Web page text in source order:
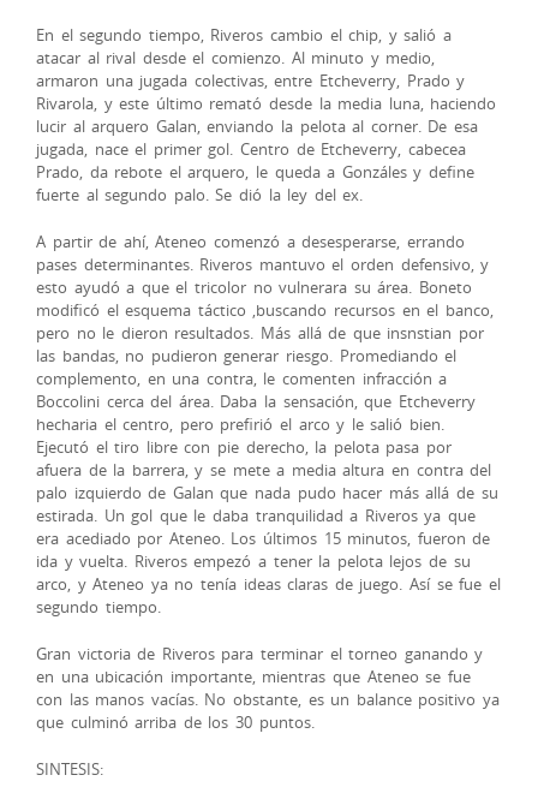
En el segundo tiempo, Riveros cambio el chip, y salió a
atacar al rival desde el comienzo. Al minuto y medio,
armaron una jugada colectivas, entre Etcheverry, Prado y
Rivarola, y este último remató desde la media luna, haciendo
lucir al arquero Galan, enviando la pelota al corner. De esa
jugada, nace el primer gol. Centro de Etcheverry, cabecea
Prado, da rebote el arquero, le queda a Gonzáles y define
fuerte al segundo palo. Se dió la ley del ex.
A partir de ahí, Ateneo comenzó a desesperarse, errando
pases determinantes. Riveros mantuvo el orden defensivo, y
esto ayudó a que el tricolor no vulnerara su área. Boneto
modificó el esquema táctico ,buscando recursos en el banco,
pero no le dieron resultados. Más allá de que insnstian por
las bandas, no pudieron generar riesgo. Promediando el
complemento, en una contra, le comenten infracción a
Boccolini cerca del área. Daba la sensación, que Etcheverry
hecharia el centro, pero prefirió el arco y le salió bien.
Ejecutó el tiro libre con pie derecho, la pelota pasa por
afuera de la barrera, y se mete a media altura en contra del
palo izquierdo de Galan que nada pudo hacer más allá de su
estirada. Un gol que le daba tranquilidad a Riveros ya que
era acediado por Ateneo. Los últimos 15 minutos, fueron de
ida y vuelta. Riveros empezó a tener la pelota lejos de su
arco, y Ateneo ya no tenía ideas claras de juego. Así se fue el
segundo tiempo.
Gran victoria de Riveros para terminar el torneo ganando y
en una ubicación importante, mientras que Ateneo se fue
con las manos vacías. No obstante, es un balance positivo ya
que culminó arriba de los 30 puntos.
SINTESIS: